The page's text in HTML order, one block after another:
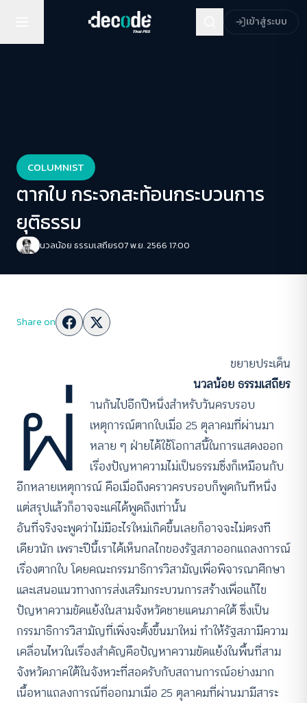
เข้าสู่ระบบ
COLUMNIST
ตากใบ กระจกสะท้อนกระบวนการ
ยุติธรรม
นวลน้อย ธรรมเสถียร07 พ.ย. 2566 17:00
Share on
ขยายประเด็น
นวลน้อย ธรรมเสถียร
ผ่
านกันไปอีกปีหนึ่งสำหรับวันครบรอบ
เหตุการณ์ตากใบเมื่อ 25 ตุลาคมที่ผ่านมา
หลาย ๆ ฝ่ายได้ใช้โอกาสนี้ในการแสดงออก
เรื่องปัญหาความไม่เป็นธรรมซึ่งก็เหมือนกับ
อีกหลายเหตุการณ์ คือเมื่อถึงคราวครบรอบก็พูดกันทีหนึ่ง
แต่สรุปแล้วก็อาจจะแค่ได้พูดถึงเท่านั้น
อันที่จริงจะพูดว่าไม่มีอะไรใหม่เกิดขึ้นเลยก็อาจจะไม่ตรงที
เดียวนัก เพราะปีนี้เราได้เห็นกลไกของรัฐสภาออกแถลงการณ์
เรื่องตากใบ โดยคณะกรรมาธิการวิสามัญเพื่อพิจารณาศึกษา
และเสนอแนวทางการส่งเสริมกระบวนการสร้างเพื่อแก้ไข
ปัญหาความขัดแย้งในสามจังหวัดชายแดนภาคใต้ ซึ่งเป็น
กรรมาธิการวิสามัญที่เพิ่งจะตั้งขึ้นมาใหม่ ทำให้รัฐสภามีความ
เคลื่อนไหวในเรื่องสำคัญคือปัญหาความขัดแย้งในพื้นที่สาม
จังหวัดภาคใต้ในจังหวะที่สอดรับกับสถานการณ์อย่างมาก
เนื้อหาแถลงการณ์ที่ออกมาเมื่อ 25 ตุลาคมที่ผ่านมามีสาระ